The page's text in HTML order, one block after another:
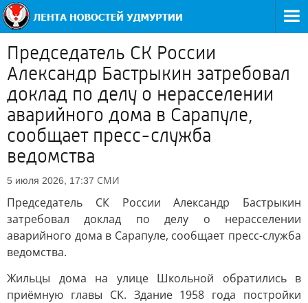
Председатель СК России
Александр Бастрыкин затребовал
доклад по делу о нерасселении
аварийного дома в Сарапуле,
сообщает пресс-служба
ведомства
5 июля 2026, 17:37 СМИ
Председатель СК России Александр Бастрыкин
затребовал доклад по делу о нерасселении
аварийного дома в Сарапуле, сообщает пресс-служба
ведомства.
Жильцы дома на улице Школьной обратились в
приёмную главы СК. Здание 1958 года постройки